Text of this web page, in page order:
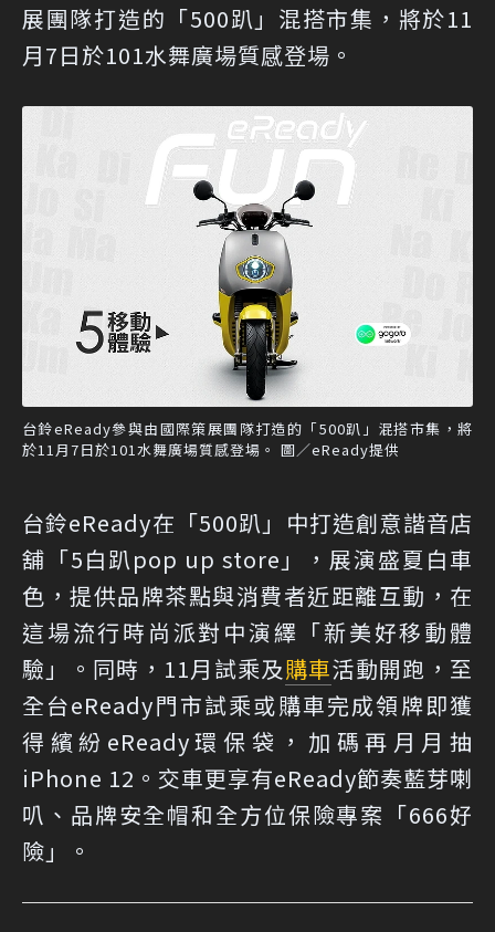
展團隊打造的「500趴」混搭市集，將於11
月7日於101水舞廣場質感登場。
台鈴eReady參與由國際策展團隊打造的「500趴」混搭市集，將
於11月7日於101水舞廣場質感登場。 圖／eReady提供
台鈴eReady在「500趴」中打造創意諧音店
舖「5白趴pop up store」，展演盛夏白車
色，提供品牌茶點與消費者近距離互動，在
這場流行時尚派對中演繹「新美好移動體
驗」。同時，11月試乘及購車活動開跑，至
全台eReady門市試乘或購車完成領牌即獲
得繽紛eReady環保袋，加碼再月月抽
iPhone 12。交車更享有eReady節奏藍芽喇
叭、品牌安全帽和全方位保險專案「666好
險」。